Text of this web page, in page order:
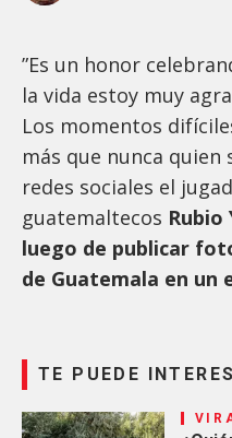
”Es un honor
la vida estoy muy
Los momentos
más que nunca quien
redes sociales el
guatemaltecos Rubio
luego de publicar
de Guatemala en un
TE PUEDE